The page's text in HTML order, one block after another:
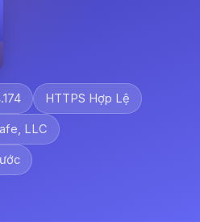
HTTPS Hợp Lệ
LLC